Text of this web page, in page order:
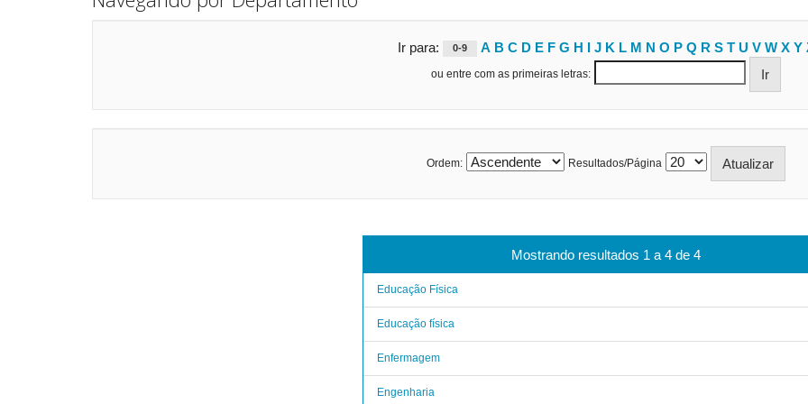
Ir para: 0-9 A B C D E F G H I J K L M N O P Q R S T U V W X Y
ou entre com as primeiras letras:
Ordem: Resultados/Página
Mostrando resultados 1 a 4 de 4
Educação Física
Educação física
Enfermagem
Engenharia